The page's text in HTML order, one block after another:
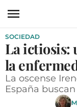
ACTUALIDAD
ECONOMÍA
TECNOLOGÍA
TURISMO
SOCIEDAD
La ictiosis:
la
La oscense
España